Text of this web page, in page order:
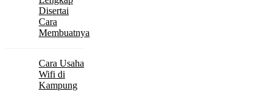
Disertai
Cara
Membuatnya
Cara Usaha
Wifi di
Kampung